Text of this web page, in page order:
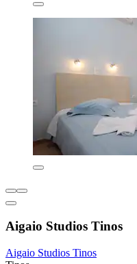
Aigaio Studios Tinos
Aigaio Studios Tinos